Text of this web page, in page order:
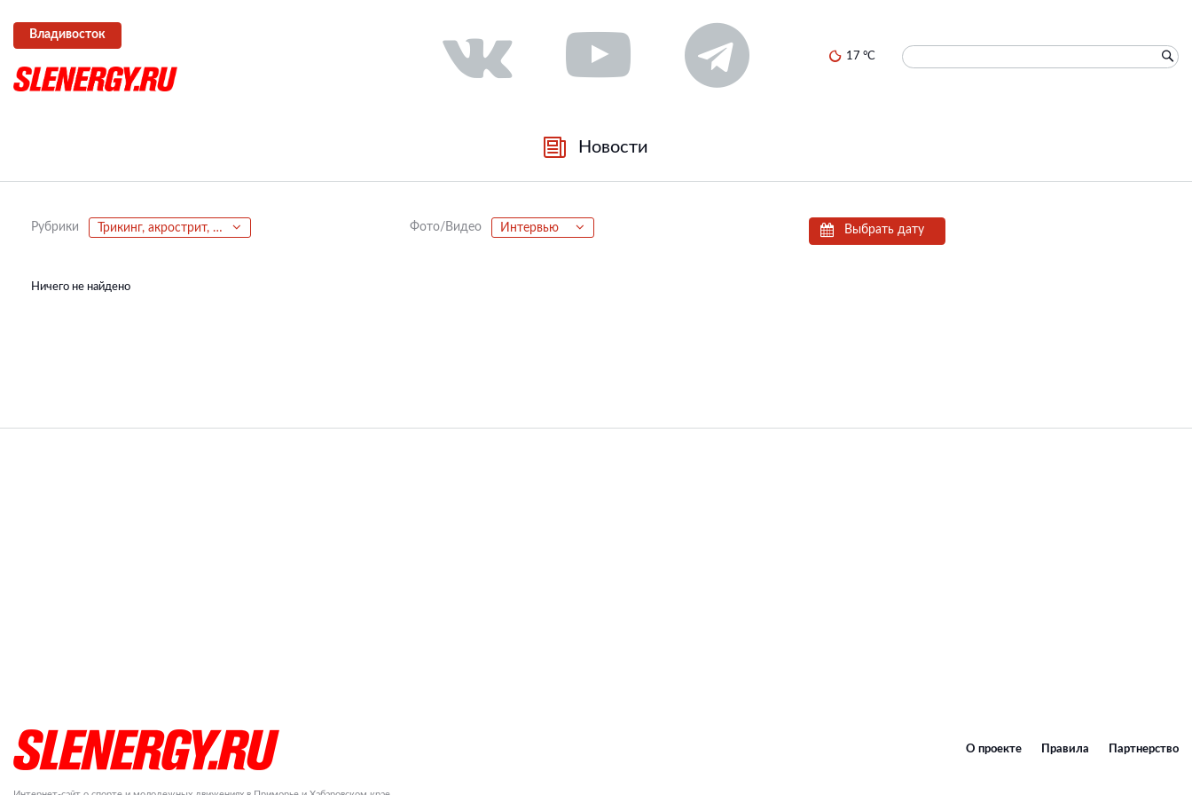
Владивосток
17 °C
Новости
Рубрики Трикинг, акрострит, паркур, фриран Фото/Видео Интервью Выбрать дату
Ничего не найдено
О проекте Правила Партнерство